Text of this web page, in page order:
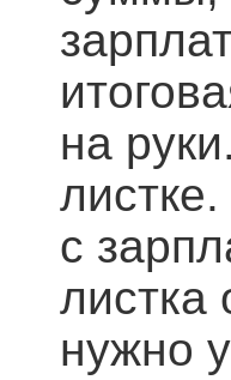
на
с
листка
нужно